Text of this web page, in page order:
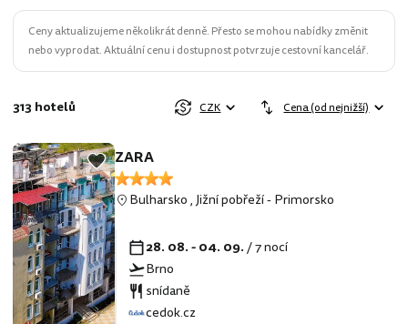
Ceny aktualizujeme několikrát denně. Přesto se mohou nabídky změnit
nebo vyprodat. Aktuální cenu i dostupnost potvrzuje cestovní kancelář.
313 hotelů CZK Cena (od nejnižší)
ZARA
Bulharsko,Jižní pobřeží-Primorsko
28. 08. - 04. 09./ 7 nocí
Brno
snídaně
cedok.cz